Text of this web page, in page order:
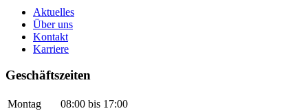
Aktuelles
Über uns
Kontakt
Karriere
Geschäftszeiten
Montag
08:00 bis 17:00